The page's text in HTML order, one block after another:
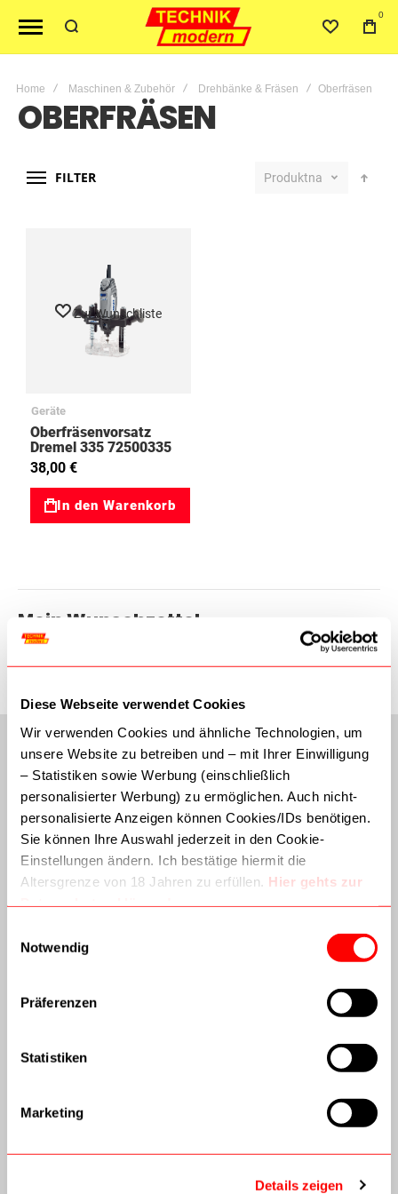
Diese Webseite verwendet Cookies
Wir verwenden Cookies und ähnliche Technologien, um
unsere Website zu betreiben und – mit Ihrer Einwilligung
– Statistiken sowie Werbung (einschließlich
personalisierter Werbung) zu ermöglichen. Auch nicht-
personalisierte Anzeigen können Cookies/IDs benötigen.
Sie können Ihre Auswahl jederzeit in den Cookie-
Einstellungen ändern. Ich bestätige hiermit die
Altersgrenze von 18 Jahren zu erfüllen. Hier gehts zur
Google Daten nutzt:
Wie Google Informationen von Websites/Apps nutzt
Verantwortungsvoller Umgang mit Geschäftsdaten
Notwendig
Präferenzen
Statistiken
Marketing
Details zeigen
0
Home Maschinen & Zubehör Drehbänke & Fräsen Oberfräsen
OBERFRÄSEN
FILTER Produktname
Zur Wunschliste
Geräte
Oberfräsenvorsatz
Dremel 335 72500335
26150335JA
38,00 €
In den Warenkorb
Mein Wunschzettel
Kundenservice
Technik modern